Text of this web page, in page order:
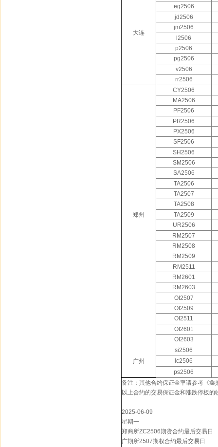
大连
eg2506
jd2506
jm2506
l2506
p2506
pg2506
v2506
rr2506
郑州
CY2506
MA2506
PF2506
PR2506
PX2506
SF2506
SH2506
SM2506
SA2506
TA2506
TA2507
TA2508
TA2509
UR2506
RM2507
RM2508
RM2509
RM2511
RM2601
RM2603
OI2507
OI2509
OI2511
OI2601
OI2603
广州
si2506
lc2506
ps2506
备注：其他合约保证金率请参考《鑫
以上合约的交易保证金和涨跌停板
2025-06-09
星期一
郑商所ZC2506期货合约最后交易日
广期所2507期权合约最后交易日